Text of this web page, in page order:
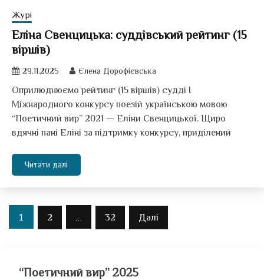
Журі
Еліна Свенцицька: суддівський рейтинг (15
віршів)
29.11.2025 Єлена Дорофієвська
Оприлюднюємо рейтинг (15 віршів) судді І
Міжнародного конкурсу поезій українською мовою
“Поетичний вир” 2021 — Еліни Свенцицької. Щиро
вдячні пані Еліні за підтримку конкурсу, приділений
Читати далі
Навігація
1 2 … 32 Далі
“Поетичний вир” 2025